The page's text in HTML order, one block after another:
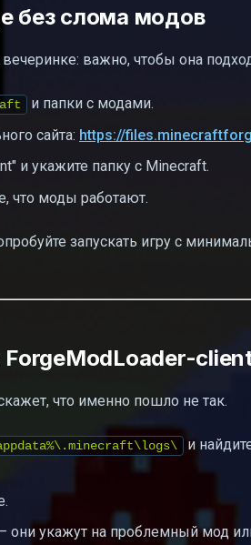
без слома модов
важно, чтобы она
и папки с модами.
сайта: https://
и укажите папку с Minecraft.
что моды работают.
запускать игру с
ForgeModLoader-
что именно пошло не так.
и
они укажут на проблемный мод